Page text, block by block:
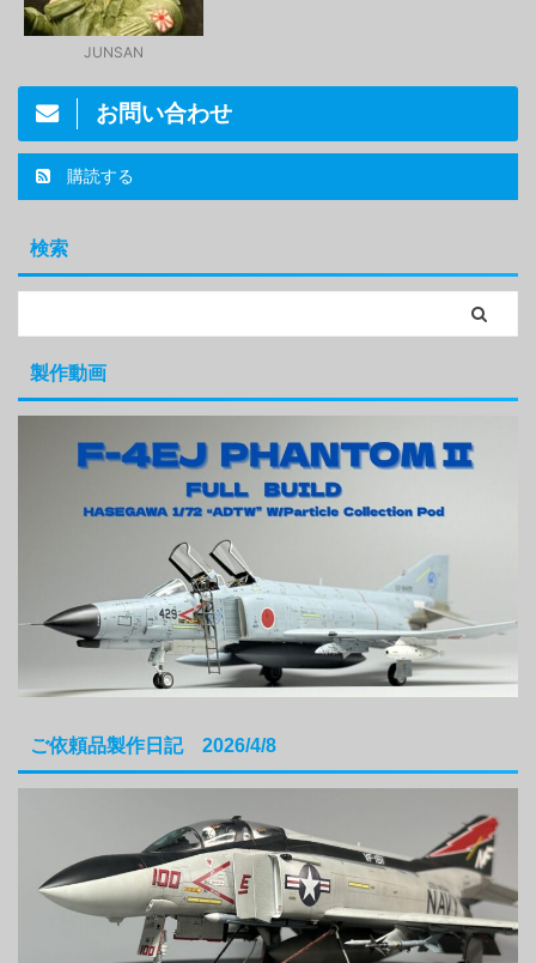
JUNSAN
お問い合わせ
購読する
検索
製作動画
ご依頼品製作日記 2026/4/8